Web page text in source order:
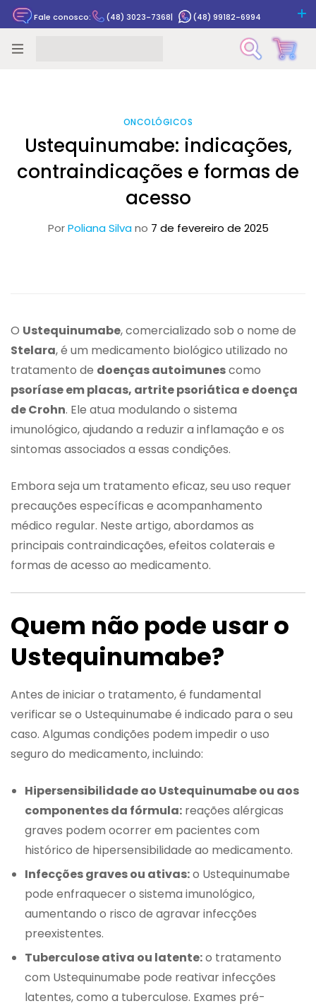
Fale conosco: (48) 3023-7368| (48) 99182-6994
ONCOLÓGICOS
Ustequinumabe: indicações,
contraindicações e formas de
acesso
PorPoliana Silva no 7 de fevereiro de 2025
O Ustequinumabe, comercializado sob o nome de
Stelara, é um medicamento biológico utilizado no
tratamento de doenças autoimunescomo
psoríase em placas, artrite psoriática e doença
de Crohn. Ele atua modulando o sistema
imunológico, ajudando a reduzir a inflamação e os
sintomas associados a essas condições.
Embora seja um tratamento eficaz, seu uso requer
precauções específicas e acompanhamento
médico regular. Neste artigo, abordamos as
principais contraindicações, efeitos colaterais e
formas de acesso ao medicamento.
Quem não pode usar o
Ustequinumabe?
Antes de iniciar o tratamento, é fundamental
verificar se o Ustequinumabe é indicado para o seu
caso. Algumas condições podem impedir o uso
seguro do medicamento, incluindo:
Hipersensibilidade ao Ustequinumabe ou aos
componentes da fórmula: reações alérgicas
graves podem ocorrer em pacientes com
histórico de hipersensibilidade ao medicamento.
Infecções graves ou ativas:o Ustequinumabe
pode enfraquecer o sistema imunológico,
aumentando o risco de agravar infecções
preexistentes.
Tuberculose ativa ou latente:o tratamento
com Ustequinumabe pode reativar infecções
latentes, como a tuberculose. Exames pré-